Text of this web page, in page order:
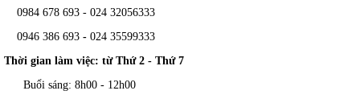
0984 678 693 - 024 32056333
0946 386 693 - 024 35599333
Thời gian làm việc: từ Thứ 2 - Thứ 7
Buổi sáng: 8h00 - 12h00